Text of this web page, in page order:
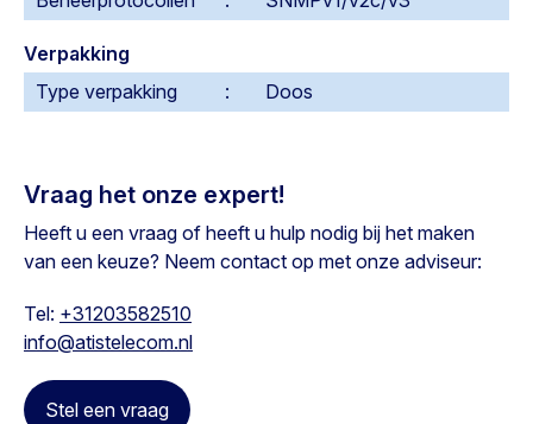
Verpakking
Type verpakking
Doos
Vraag het onze expert!
Heeft u een vraag of heeft u hulp nodig bij het maken
van een keuze? Neem contact op met onze adviseur:
Tel: +31203582510
info@atistelecom.nl
Stel een vraag